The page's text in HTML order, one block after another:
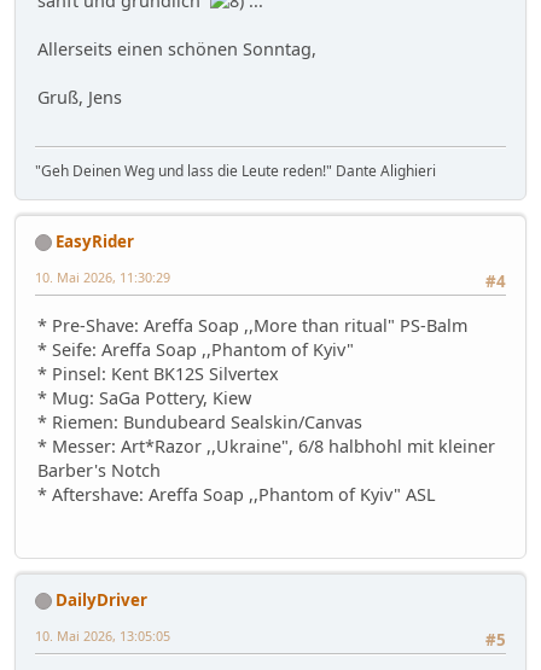
Allerseits einen schönen Sonntag,
Gruß, Jens
"Geh Deinen Weg und lass die Leute reden!" Dante Alighieri
EasyRider
#4
10. Mai 2026, 11:30:29
* Pre-Shave: Areffa Soap ,,More than ritual" PS-Balm
* Seife: Areffa Soap ,,Phantom of Kyiv"
* Pinsel: Kent BK12S Silvertex
* Mug: SaGa Pottery, Kiew
* Riemen: Bundubeard Sealskin/Canvas
* Messer: Art*Razor ,,Ukraine", 6/8 halbhohl mit kleiner
Barber's Notch
* Aftershave: Areffa Soap ,,Phantom of Kyiv" ASL
DailyDriver
#5
10. Mai 2026, 13:05:05